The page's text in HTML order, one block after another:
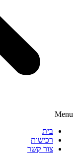
Menu
בית
רכישות
צור קשר